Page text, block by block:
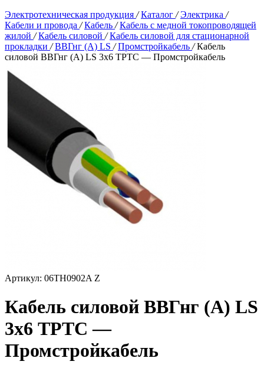
Электротехническая продукция / Каталог / Электрика /
Кабели и провода / Кабель / Кабель с медной токопроводящей
жилой / Кабель силовой / Кабель силовой для стационарной
прокладки / ВВГнг (А) LS / Промстройкабель / Кабель
силовой ВВГнг (А) LS 3х6 ТРТС — Промстройкабель
Артикул: 06TH0902A Z
Кабель силовой ВВГнг (А) LS
3х6 ТРТС —
Промстройкабель